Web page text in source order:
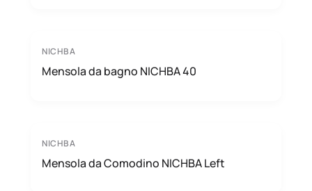
NICHBA
Mensola da bagno NICHBA 40
NICHBA
Mensola da Comodino NICHBA Left